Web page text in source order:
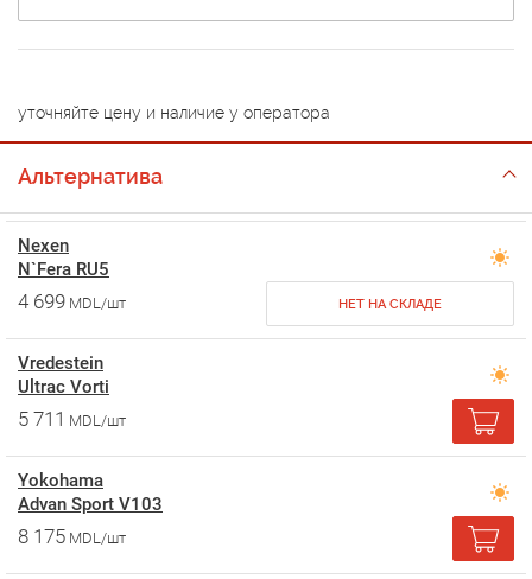
уточняйте цену и наличие у оператора
Альтернатива
Nexen
N`Fera RU5
4 699 MDL/шт НЕТ НА СКЛАДЕ
Vredestein
Ultrac Vorti
5 711 MDL/шт
Yokohama
Advan Sport V103
8 175 MDL/шт